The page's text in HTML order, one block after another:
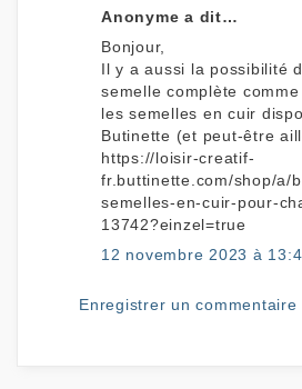
Anonyme a dit…
Bonjour,
Il y a aussi la possibilité
semelle complète
les semelles en cuir
Butinette (et peut-être
https://loisir-creatif-
fr.buttinette.com/shop/a/
semelles-en-cuir-pour-
13742?einzel=true
12 novembre 2023 à
Enregistrer un commentaire